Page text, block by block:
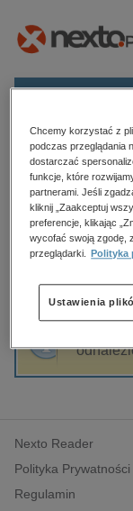
Kategorie
Zobacz wszystkie
biznesowe,
dzienniki
edukacja
hobby,
komputery,
polityka,
inne
Strona główna
Radosław
Nexto Reader
Polityka Prywatności
Regulamin
Chcemy korzystać z
podczas przeglądania
dostarczać
funkcje, które
partnerami. Jeśli
kliknij „Zaakceptuj
preferencje, klikając
wycofać swoją zgodę,
przeglądarki.
Polityka
Ustawienia